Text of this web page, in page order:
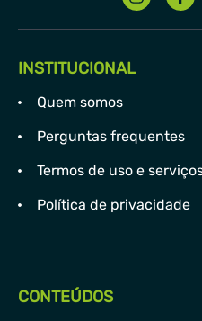
INSTITUCIONAL
Quem somos
Perguntas frequentes
Termos de uso e
Política de privacidade
CONTEÚDOS